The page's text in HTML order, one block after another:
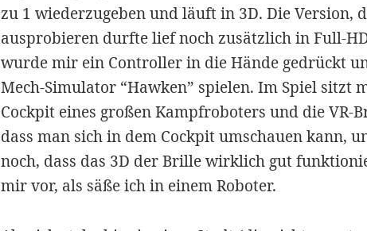
zu 1 wiederzugeben und läuft in 3D. Die Version,
ausprobieren durfte lief noch zusätzlich in Full-
wurde mir ein Controller in die Hände gedrückt
Mech-Simulator “Hawken” spielen. Im Spiel sitzt
Cockpit eines großen Kampfroboters und die VR-
dass man sich in dem Cockpit umschauen kann,
noch, dass das 3D der Brille wirklich gut
mir vor, als säße ich in einem Roboter.